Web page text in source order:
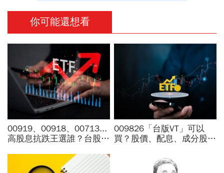
你可能還想看
00919、00918、00713...
高股息抗跌王選誰？台股7
4％...存幾年回本、二代健
保門檻一次看
009826「台版VT」可以
買？股價、配息、成分股…
周冠男都說009826上市是